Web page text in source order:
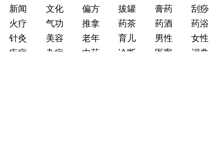
新闻
文化 偏方 拔罐 膏药
刮痧
火疗
气功 推拿 药茶 药酒
药浴
针灸
美容 老年 育儿 男性
女性
疾病
杂症 中药 诊断 医案
词典